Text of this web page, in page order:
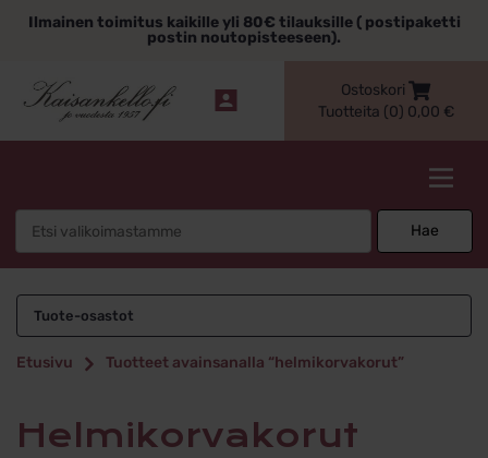
sisältöönIlmainen toimitus kaikille yli 80€ tilauksille ( postipaketti
postin noutopisteeseen).
Ostoskori
Tuotteita (0) 0,00 €
Hae
helmikorvakorut
Tuote-osastot
Etusivu Tuotteet avainsanalla “helmikorvakorut”
helmikorvakorut